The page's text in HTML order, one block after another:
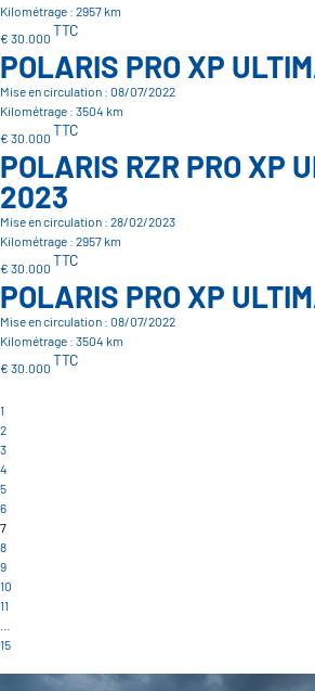
Kilométrage : 2957 km
€ 30.000 TTC
POLARIS PRO XP
Mise en circulation : 08/07/2022
Kilométrage : 3504 km
€ 30.000 TTC
POLARIS RZR PRO XP
2023
Mise en circulation : 28/02/2023
Kilométrage : 2957 km
€ 30.000 TTC
POLARIS PRO XP
Mise en circulation : 08/07/2022
Kilométrage : 3504 km
€ 30.000 TTC
1
2
3
4
5
6
7
8
9
10
11
15